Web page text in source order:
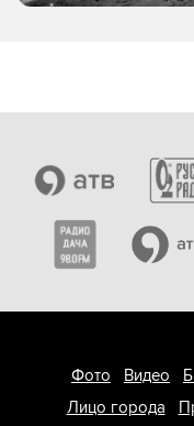
Фото Видео
Лицо города